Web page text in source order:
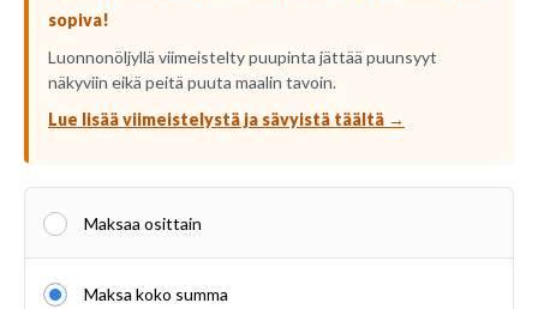
sopiva!
Luonnonöljyllä viimeistelty puupinta jättää puunsyyt
näkyviin eikä peitä puuta maalin tavoin.
Lue lisää viimeistelystä ja sävyistä täältä →
Maksaa osittain
Maksa koko summa